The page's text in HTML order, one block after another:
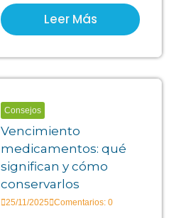
Leer Más
Consejos
Vencimiento
medicamentos: qué
significan y cómo
conservarlos
25/11/2025 Comentarios: 0